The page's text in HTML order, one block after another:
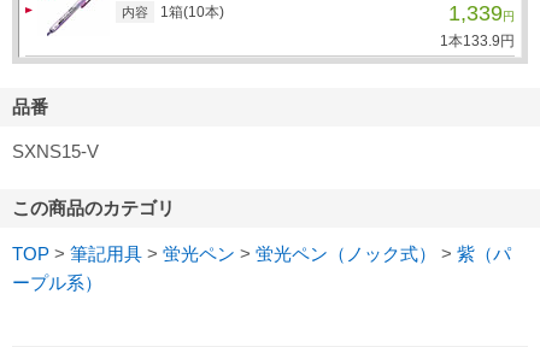
内容 1箱(10本) 1,339円
1本133.9 円
品番
SXNS15-V
この商品のカテゴリ
TOP > 筆記用具 > 蛍光ペン > 蛍光ペン（ノック式） > 紫（パ
ープル系）